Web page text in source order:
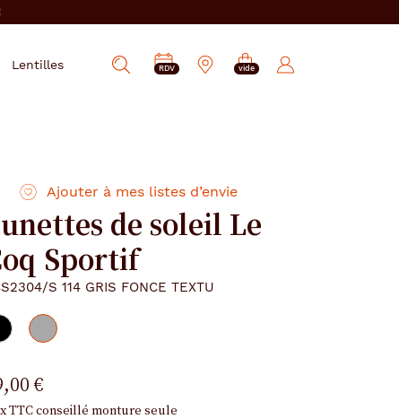
!
Lentilles
AfficherPRENDRE
RDV
Mes
vide
Ajouter à mes listes d’envie
de soleil Le
Sportif
S 114 GRIS FONCE TEXTU
€
TTC conseillé monture seule